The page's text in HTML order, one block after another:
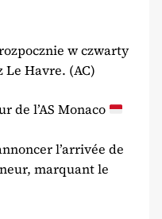
w czwarty
Havre. (AC)
de l’AS Monaco
l’arrivée de
marquant le